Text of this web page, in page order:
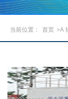
当前位置： 首页 >A